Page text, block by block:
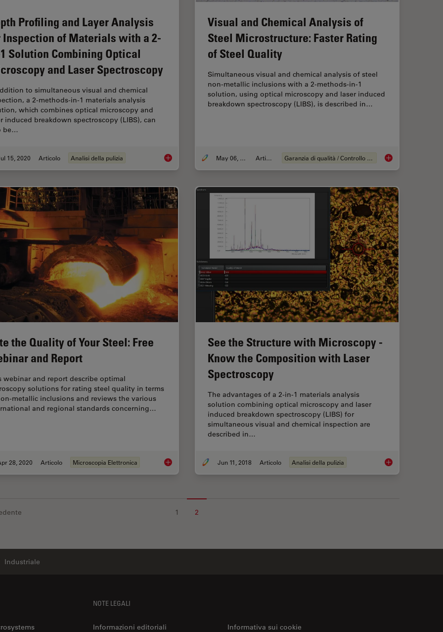
Profiling and Layer Analysis
Inspection of Materials with a 2-
Solution Combining Optical
and Laser Spectroscopy
to simultaneous visual and chemical
a 2-methods-in-1 materials analysis
which combines optical microscopy and
induced breakdown spectroscopy (LIBS), can
be…
15, 2020 Articolo Analisi della pulizia Depth Profiling and Layer Analysis for Inspection of Materials with a 2-In-1 Solution Combining
Visual and Chemical Analysis of
Steel Microstructure: Faster Rating
of Steel Quality
Simultaneous visual and chemical analysis of steel
non-metallic inclusions with a 2-methods-in-1
solution, using optical microscopy and laser induced
breakdown spectroscopy (LIBS), is described in…
May 06, 2020 Articolo Garanzia di qualità / Controllo di qualità Visual and
the Quality of Your Steel: Free
and Report
webinar and report describe optimal
solutions for rating steel quality in terms
metallic inclusions and reviews the various
and regional standards concerning…
28, 2020 Articolo Microscopia Elettronica Rate the Quality of Your Steel: Free Webinar and Report
See the Structure with Microscopy -
Know the Composition with Laser
Spectroscopy
The advantages of a 2-in-1 materials analysis
solution combining optical microscopy and laser
induced breakdown spectroscopy (LIBS) for
simultaneous visual and chemical inspection are
described in…
Jun 11, 2018 Articolo Analisi della pulizia See the Structure
1 2
Industriale
NOTE LEGALI
Informazioni editoriali Informativa sui cookie